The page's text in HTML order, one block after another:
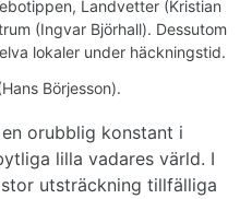
Landvetter (Kristian
(Ingvar Björhall). Dessutom
lokaler under häckningstid.
Börjesson).
orubblig konstant i
lilla vadares värld. I
utsträckning tillfälliga